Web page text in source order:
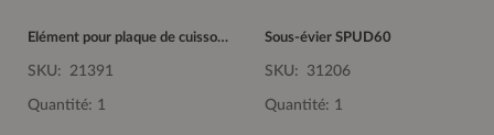
Elément pour plaque de cuisson KS2A90
SKU: 21391
Quantité: 1
Sous-évier SPUD60
SKU: 31206
Quantité: 1